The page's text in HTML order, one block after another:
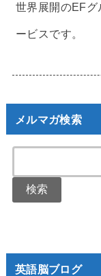
世界展開のEFグ
ービスです。
メルマガ検索
英語脳ブログ